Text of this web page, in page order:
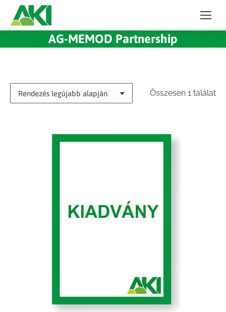
AG-MEMOD Partnership
Összesen 1 találat